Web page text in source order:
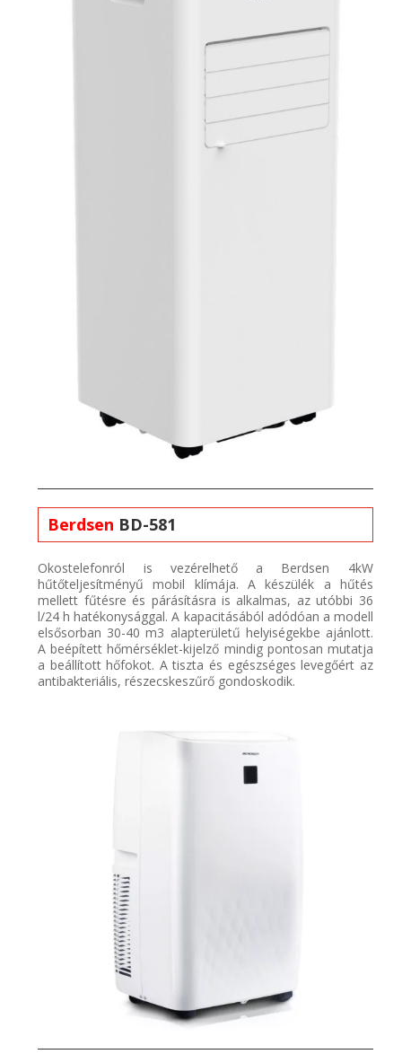
Berdsen BD-581
Okostelefonról is vezérelhető a Berdsen 4kW
hűtőteljesítményű mobil klímája. A készülék a hűtés
mellett fűtésre és párásításra is alkalmas, az utóbbi 36
l/24 h hatékonysággal. A kapacitásából adódóan a modell
elsősorban 30-40 m3 alapterületű helyiségekbe ajánlott.
A beépített hőmérséklet-kijelző mindig pontosan mutatja
a beállított hőfokot. A tiszta és egészséges levegőért az
antibakteriális, részecskeszűrő gondoskodik.